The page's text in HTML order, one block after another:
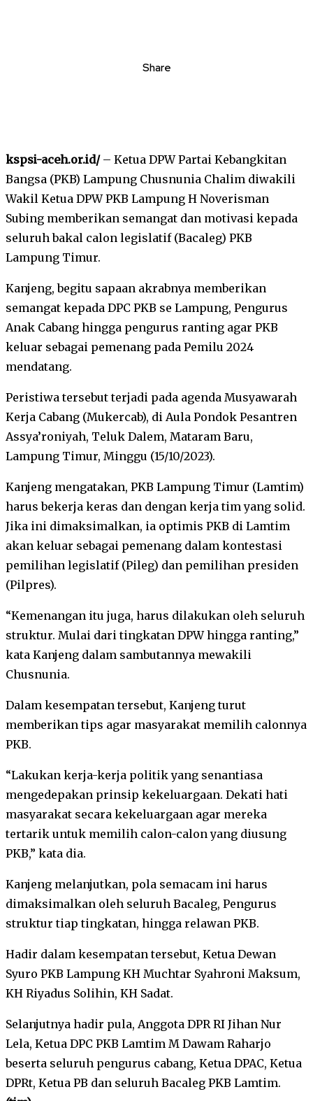
Share
kspsi-aceh.or.id/– Ketua DPW Partai Kebangkitan
Bangsa (PKB) Lampung Chusnunia Chalim diwakili
Wakil Ketua DPW PKB Lampung H Noverisman
Subing memberikan semangat dan motivasi kepada
seluruh bakal calon legislatif (Bacaleg) PKB
Lampung Timur.
Kanjeng, begitu sapaan akrabnya memberikan
semangat kepada DPC PKB se Lampung, Pengurus
Anak Cabang hingga pengurus ranting agar PKB
keluar sebagai pemenang pada Pemilu 2024
mendatang.
Peristiwa tersebut terjadi pada agenda Musyawarah
Kerja Cabang (Mukercab), di Aula Pondok Pesantren
Assya’roniyah, Teluk Dalem, Mataram Baru,
Lampung Timur, Minggu (15/10/2023).
Kanjeng mengatakan, PKB Lampung Timur (Lamtim)
harus bekerja keras dan dengan kerja tim yang solid.
Jika ini dimaksimalkan, ia optimis PKB di Lamtim
akan keluar sebagai pemenang dalam kontestasi
pemilihan legislatif (Pileg) dan pemilihan presiden
(Pilpres).
“Kemenangan itu juga, harus dilakukan oleh seluruh
struktur. Mulai dari tingkatan DPW hingga ranting,”
kata Kanjeng dalam sambutannya mewakili
Chusnunia.
Dalam kesempatan tersebut, Kanjeng turut
memberikan tips agar masyarakat memilih calonnya
PKB.
“Lakukan kerja-kerja politik yang senantiasa
mengedepakan prinsip kekeluargaan. Dekati hati
masyarakat secara kekeluargaan agar mereka
tertarik untuk memilih calon-calon yang diusung
PKB,” kata dia.
Kanjeng melanjutkan, pola semacam ini harus
dimaksimalkan oleh seluruh Bacaleg, Pengurus
struktur tiap tingkatan, hingga relawan PKB.
Hadir dalam kesempatan tersebut, Ketua Dewan
Syuro PKB Lampung KH Muchtar Syahroni Maksum,
KH Riyadus Solihin, KH Sadat.
Selanjutnya hadir pula, Anggota DPR RI Jihan Nur
Lela, Ketua DPC PKB Lamtim M Dawam Raharjo
beserta seluruh pengurus cabang, Ketua DPAC, Ketua
DPRt, Ketua PB dan seluruh Bacaleg PKB Lamtim.